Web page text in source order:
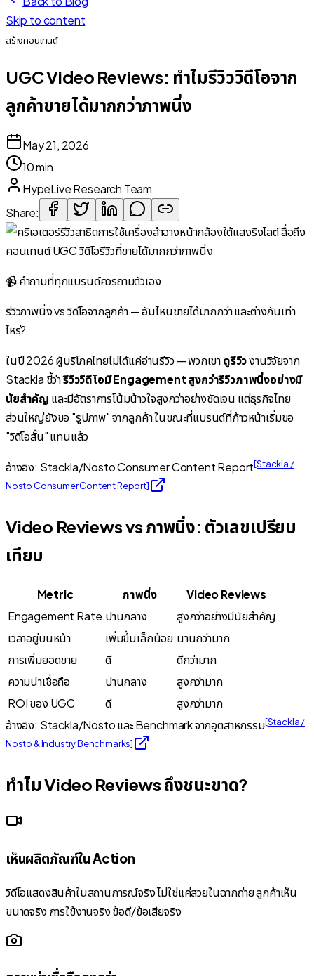
Skip to content
สร้างคอนเทนต์
UGC Video Reviews: ทำไมรีวิววิดีโอจาก
ลูกค้าขายได้มากกว่าภาพนิ่ง
May 21, 2026
10 min
HypeLive Research Team
Share:
📹 คำถามที่ทุกแบรนด์ควรถามตัวเอง
รีวิวภาพนิ่ง vs วิดีโอจากลูกค้า — อันไหนขายได้มากกว่า และต่างกันเท่า
ไหร่?
ในปี 2026 ผู้บริโภคไทยไม่ได้แค่อ่านรีวิว — พวกเขาดูรีวิวงานวิจัยจาก
Stackla ชี้ว่ารีวิววิดีโอมี Engagement สูงกว่ารีวิวภาพนิ่งอย่างมี
นัยสำคัญ และมีอัตราการโน้มน้าวใจสูงกว่าอย่างชัดเจน แต่ธุรกิจไทย
ส่วนใหญ่ยังขอ "รูปภาพ" จากลูกค้า ในขณะที่แบรนด์ที่ก้าวหน้าเริ่มขอ
"วิดีโอสั้น" แทนแล้ว
อ้างอิง: Stackla/Nosto Consumer Content Report[Stackla /
Nosto Consumer Content Report]
Video Reviews vs ภาพนิ่ง: ตัวเลขเปรียบ
เทียบ
Metric ภาพนิ่ง
Video Reviews
Engagement Rate ปานกลาง
สูงกว่าอย่างมีนัยสำคัญ
เวลาอยู่บนหน้า
เพิ่มขึ้นเล็กน้อย นานกว่ามาก
การเพิ่มยอดขาย
ดี
ดีกว่ามาก
ความน่าเชื่อถือ
ปานกลาง
สูงกว่ามาก
ROI ของ UGC
ดี
สูงกว่ามาก
อ้างอิง: Stackla/Nosto และ Benchmark จากอุตสาหกรรม[Stackla /
Nosto & Industry Benchmarks]
ทำไม Video Reviews ถึงชนะขาด?
เห็นผลิตภัณฑ์ใน Action
วิดีโอแสดงสินค้าในสถานการณ์จริง ไม่ใช่แค่สวยในฉากถ่าย ลูกค้าเห็น
ขนาดจริง การใช้งานจริง ข้อดี/ข้อเสียจริง